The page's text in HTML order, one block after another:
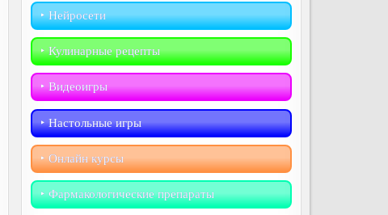
‣︎ Нейросети
‣︎ Кулинарные рецепты
‣︎ Видеоигры
‣︎ Настольные игры
‣︎ Онлайн курсы
‣︎ Фармакологические препараты